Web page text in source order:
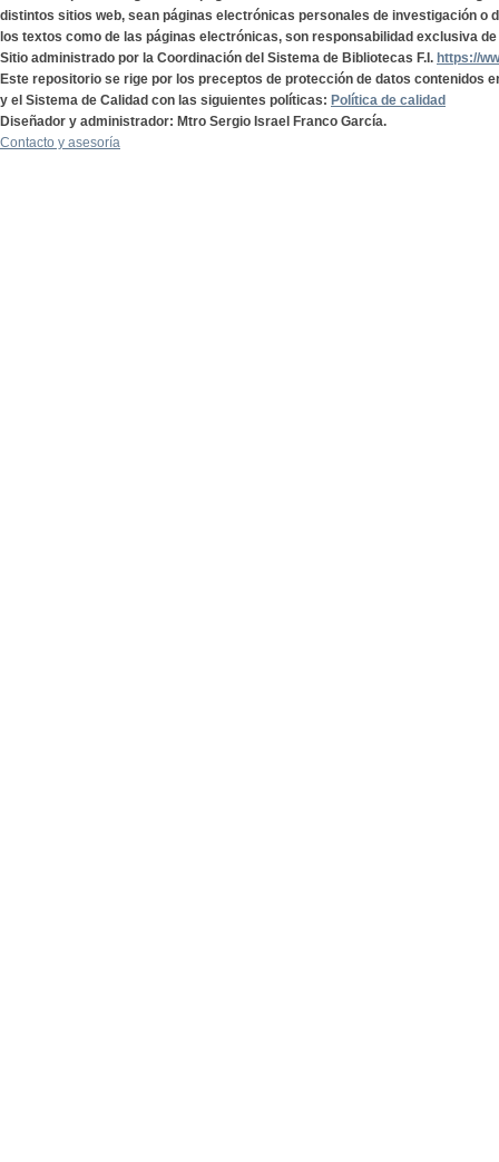
distintos sitios web, sean páginas electrónicas personales de investigación o
los textos como de las páginas electrónicas, son responsabilidad exclusiva
Sitio administrado por la Coordinación del Sistema de Bibliotecas F.I. https://
Este repositorio se rige por los preceptos de protección de datos contenidos
y el Sistema de Calidad con las siguientes políticas: Política de calidad
Diseñador y administrador: Mtro Sergio Israel Franco García.
Contacto y asesoría